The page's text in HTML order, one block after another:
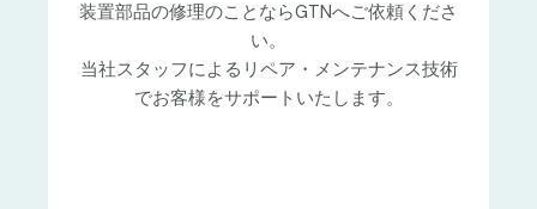
装置部品の修理のことならGTNへご依頼くださ
い。
当社スタッフによるリペア・メンテナンス技術
でお客様をサポートいたします。